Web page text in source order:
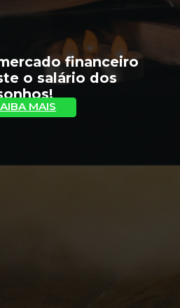
financeiro
o salário dos
MAIS